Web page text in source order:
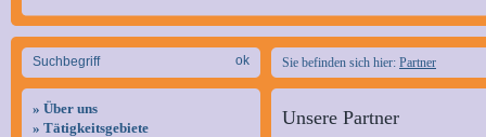
» Über uns
» Tätigkeitsgebiete
Sie befinden sich hier: Partner
Unsere Partner